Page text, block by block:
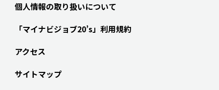
個人情報の取り扱いについて
「マイナビジョブ20’s」利用規約
アクセス
サイトマップ